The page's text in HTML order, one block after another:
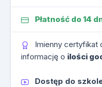
Płatność do 14
Imienny certyfikat
informację o ilości
Dostęp do